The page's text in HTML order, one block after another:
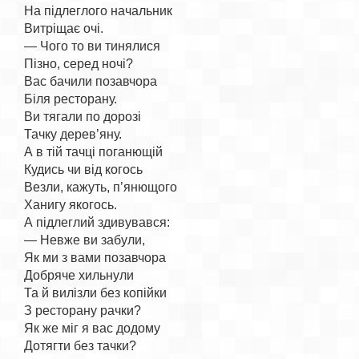
На підлеглого начальник
Витріщає очі.
— Чого то ви тинялися
Пізно, серед ночі?
Вас бачили позавчора
Біля ресторану.
Ви тягали по дорозі
Тачку дерев’яну.
А в тій тачці поганющій
Кудись чи від когось
Везли, кажуть, п’янющого
Ханигу якогось.
А підлеглий здивувався:
— Невже ви забули,
Як ми з вами позавчора
Добряче хильнули
Та й вилізли без копійки
З ресторану рачки?
Як же міг я вас додому